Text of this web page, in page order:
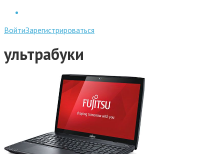
ВойтиЗарегистрироваться
ультрабуки